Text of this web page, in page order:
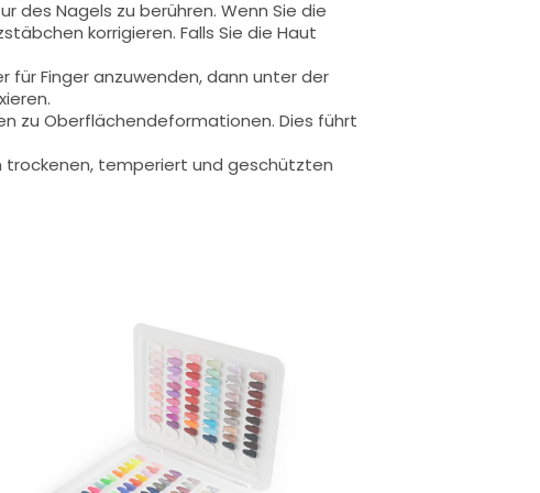
des Nagels zu berühren. Wenn Sie die
korrigieren. Falls Sie die Haut
für Finger anzuwenden, dann unter der
zu Oberflächendeformationen. Dies führt
trockenen, temperiert und geschützten